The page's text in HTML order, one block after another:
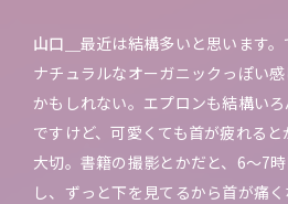
山口＿ 最近は結構多いと思います。
ナチュラルなオーガニックっぽい
かもしれない。エプロンも結構い
ですけど、可愛くても首が疲れる
大切。書籍の撮影とかだと、6〜7
し、ずっと下を見てるから首が痛